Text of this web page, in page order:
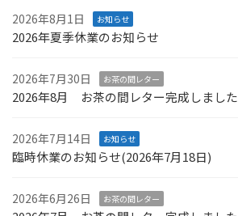
2026年8月1日 お知らせ
2026年夏季休業のお知らせ
2026年7月30日 お茶の間レター
2026年8月 お茶の間レター完成しました
2026年7月14日 お知らせ
臨時休業のお知らせ(2026年7月18日)
2026年6月26日 お茶の間レター